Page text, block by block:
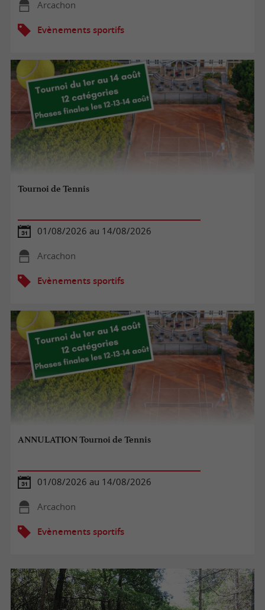
Arcachon
Evènements sportifs
Tournoi de Tennis
01/08/2026 au 14/08/2026
Arcachon
Evènements sportifs
ANNULATION Tournoi de Tennis
01/08/2026 au 14/08/2026
Arcachon
Evènements sportifs